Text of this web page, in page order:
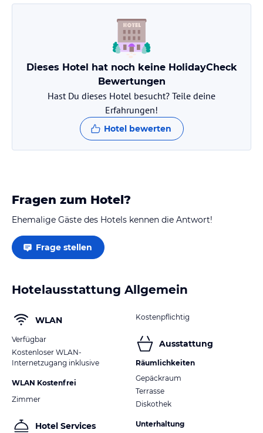
Das Hotel verfügt über eine Bar im Erdgeschoss, in der eine
Auswahl an Getränken erhältlich ist. Es besteht die Möglichkeit,
Essenslieferungen in die Unterkunft zu erhalten. Darüber hinaus
stehen Konferenz- und Veranstaltungsräume zur Verfügung.
Hinweis: Verfasst von HolidayCheck mit Hilfe von KI. Alle
Angaben ohne Gewähr. Bitte lies vor der Buchung die
Angebotsdetails des jeweiligen Veranstalters.
Dieses Hotel hat noch keine HolidayCheck
Bewertungen
Hast Du dieses Hotel besucht? Teile deine
Erfahrungen!
Hotel bewerten
Fragen zum Hotel?
Ehemalige Gäste des Hotels kennen die Antwort!
Frage stellen
Hotelausstattung Allgemein
WLAN
Verfügbar
Kostenloser WLAN-
Internetzugang inklusive
WLAN Kostenfrei
Zimmer
Hotel Services
Kostenpflichtig
Ausstattung
Räumlichkeiten
Gepäckraum
Terrasse
Diskothek
Unterhaltung